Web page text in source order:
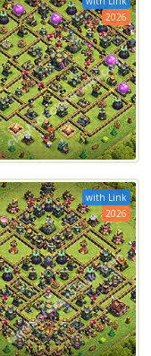
2026
with Link
2026